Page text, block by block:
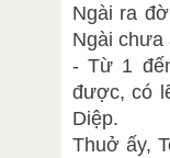
Ngài ra
Ngài
- Từ 1
được, có
Diệp.
Thuở ấy,